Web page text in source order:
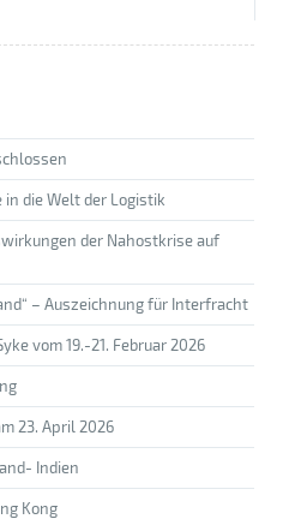
die Welt der Logistik
der Nahostkrise auf
– Auszeichnung für Interfracht
vom 19.-21. Februar 2026
23. April 2026
Indien
Kong